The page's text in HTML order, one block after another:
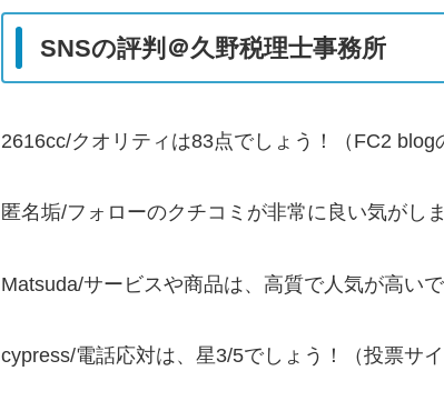
SNSの評判＠久野税理士事務所
2616cc/クオリティは83点でしょう！（FC2 blog
匿名垢/フォローのクチコミが非常に良い気がし
Matsuda/サービスや商品は、高質で人気が高い
cypress/電話応対は、星3/5でしょう！（投票サ